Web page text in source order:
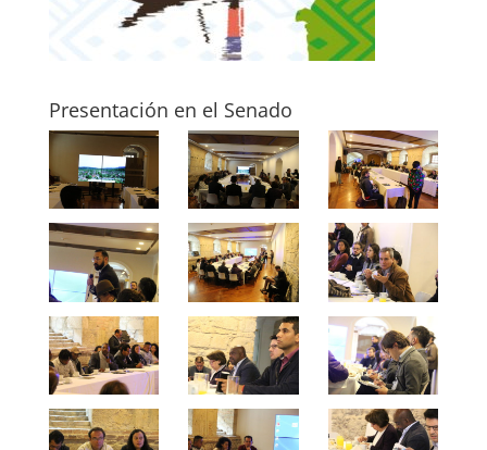
Presentación en el Senado